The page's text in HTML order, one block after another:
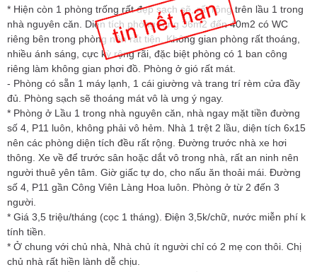
* Hiện còn 1 phòng trống rất đẹp sạch sẽ, rất rộng trên lầu 1 trong
nhà nguyên căn. Diện tích phòng rộng 36m2 đến 40m2 có WC
riêng bên trong phòng nên rất tiện. Không gian phòng rất thoáng,
nhiều ánh sáng, cực kỳ rộng rãi, đặc biệt phòng có 1 ban công
riêng làm không gian phơi đồ. Phòng ở gió rất mát.
- Phòng có sẵn 1 máy lạnh, 1 cái giường và trang trí rèm cửa đầy
đủ. Phòng sạch sẽ thoáng mát vô là ưng ý ngay.
* Phòng ở Lầu 1 trong nhà nguyên căn, nhà ngay mặt tiền đường
số 4, P11 luôn, không phải vô hẻm. Nhà 1 trệt 2 lầu, diện tích 6x15
nên các phòng diện tích đều rất rộng. Đường trước nhà xe hơi
thông. Xe về để trước sân hoặc dắt vô trong nhà, rất an ninh nên
người thuê yên tâm. Giờ giấc tự do, cho nấu ăn thoải mái. Đường
số 4, P11 gần Công Viên Làng Hoa luôn. Phòng ở từ 2 đến 3
người.
* Giá 3,5 triệu/tháng (cọc 1 tháng). Điện 3,5k/chữ, nước miễn phí k
tính tiền.
* Ở chung với chủ nhà, Nhà chủ ít người chỉ có 2 mẹ con thôi. Chị
chủ nhà rất hiền lành dễ chịu.